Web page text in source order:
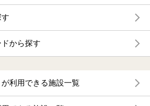
から探す
利用できる施設一覧